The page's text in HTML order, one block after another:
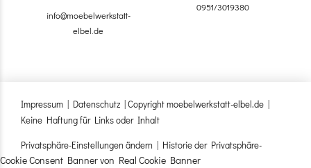
info@moebelwerkstatt-
elbel.de
0951/3019380
Impressum Datenschutz | Copyright moebelwerkstatt-elbel.de |
Keine Haftung für Links oder Inhalt
Privatsphäre-Einstellungen ändern | Historie der Privatsphäre-
Einstellungen|Einwilligungen widerrufen
Cookie Consent Banner von Real Cookie Banner